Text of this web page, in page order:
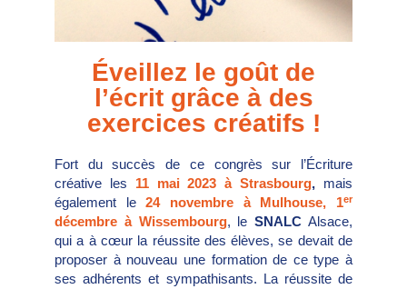
Éveillez le goût de
l’écrit grâce à des
exercices créatifs !
Fort du succès de ce congrès sur l’Écriture
créative les 11 mai 2023 à Strasbourg, mais
également le
24 novembre à Mulhouse, 1er
décembre à Wissembourg, leSNALC Alsace,
qui a à cœur la réussite des élèves, se devait de
proposer à nouveau une formation de ce type à
ses adhérents et sympathisants. La réussite de